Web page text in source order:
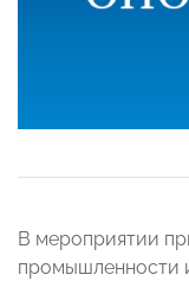
В мероприятии
промышленности